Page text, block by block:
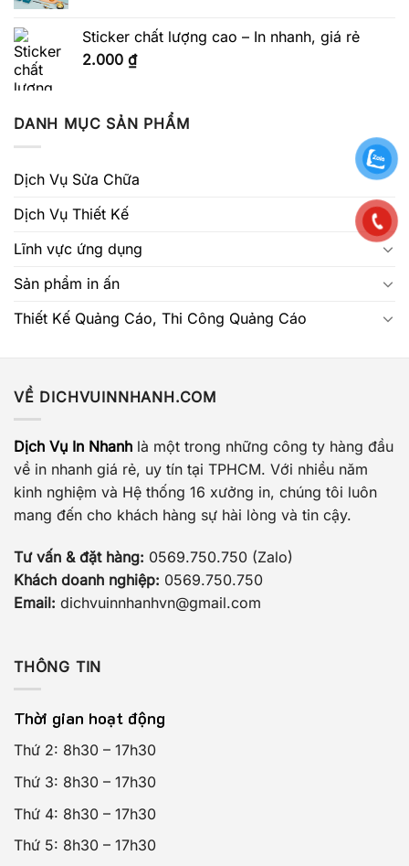
Sticker chất lượng cao – In nhanh, giá rẻ
2.000 ₫
DANH MỤC SẢN PHẨM
Dịch Vụ Sửa Chữa
Dịch Vụ Thiết Kế
Lĩnh vực ứng dụng
Sản phẩm in ấn
Thiết Kế Quảng Cáo, Thi Công Quảng Cáo
VỀ DICHVUINNHANH.COM
Dịch Vụ In Nhanh là một trong những công ty hàng đầu
về in nhanh giá rẻ, uy tín tại TPHCM. Với nhiều năm
kinh nghiệm và Hệ thống 16 xưởng in, chúng tôi luôn
mang đến cho khách hàng sự hài lòng và tin cậy.
Tư vấn & đặt hàng: 0569.750.750 (Zalo)
Khách doanh nghiệp: 0569.750.750
Email: dichvuinnhanhvn@gmail.com
THÔNG TIN
Thời gian hoạt động
Thứ 2: 8h30 – 17h30
Thứ 3: 8h30 – 17h30
Thứ 4: 8h30 – 17h30
Thứ 5: 8h30 – 17h30